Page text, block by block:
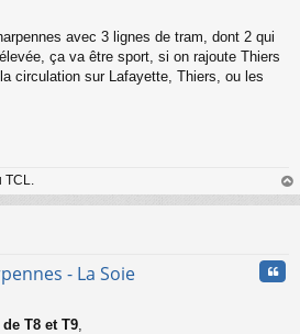
avec 3 lignes de tram, dont 2 qui
ça va être sport, si on rajoute Thiers
circulation sur Lafayette, Thiers, ou les
au
- La Soie
T8 et T9